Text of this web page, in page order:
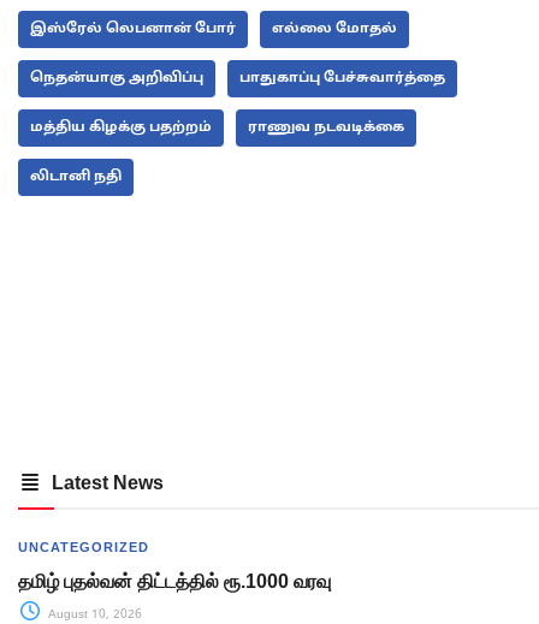
இஸ்ரேல் லெபனான் போர் எல்லை மோதல்
நெதன்யாகு அறிவிப்பு பாதுகாப்பு பேச்சுவார்த்தை
மத்திய கிழக்கு பதற்றம் ராணுவ நடவடிக்கை
லிடானி நதி
Latest News
UNCATEGORIZED
தமிழ் புதல்வன் திட்டத்தில் ரூ.1000 வரவு
August 10, 2026